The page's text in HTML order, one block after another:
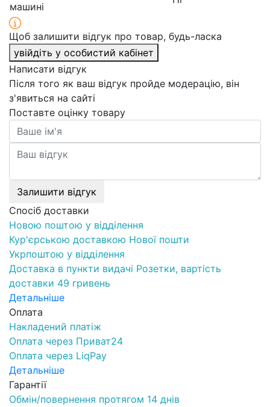
машині
Щоб залишити відгук про товар, будь-ласка
увійдіть у особистий кабінет
Написати відгук
Після того як ваш відгук пройде модерацію, він
з'явиться на сайті
Поставте оцінку товару
Залишити відгук
Спосіб доставки
Новою поштою у відділення
Кур'єрською доставкою Нової пошти
Укрпоштою у відділення
Доставка в пункти видачі Розетки, вартість
доставки 49 гривень
Детальніше
Оплата
Накладений платіж
Оплата через Приват24
Оплата через LiqPay
Детальніше
Гарантії
Обмін/повернення протягом 14 днів